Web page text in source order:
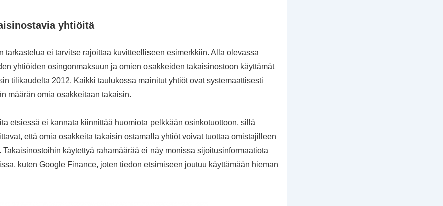
yhtiöitä
tarkastelua ei tarvitse rajoittaa kuvitteelliseen esimerkkiin. Alla olevassa
yhtiöiden osingonmaksuun ja omien osakkeiden takaisinostoon käyttämät
tilikaudelta 2012. Kaikki taulukossa mainitut yhtiöt ovat systemaattisesti
määrän omia osakkeitaan takaisin.
etsiessä ei kannata kiinnittää huomiota pelkkään osinkotuottoon, sillä
että omia osakkeita takaisin ostamalla yhtiöt voivat tuottaa omistajilleen
Takaisinostoihin käytettyä rahamäärää ei näy monissa sijoitusinformaatiota
kuten Google Finance, joten tiedon etsimiseen joutuu käyttämään hieman